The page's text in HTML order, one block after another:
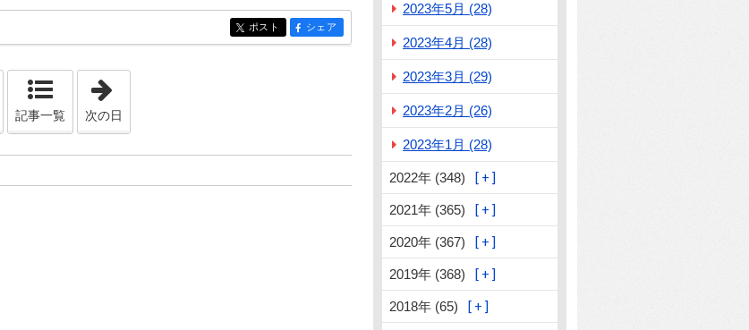
entry1193
ポスト entry1193
シェア
「2019年8月31日」
記事一覧 次の日
2023年5月 (28)
2023年4月 (28)
2023年3月 (29)
2023年2月 (26)
2023年1月 (28)
2022年 (348)
2021年 (365)
2020年 (367)
2019年 (368)
2018年 (65)